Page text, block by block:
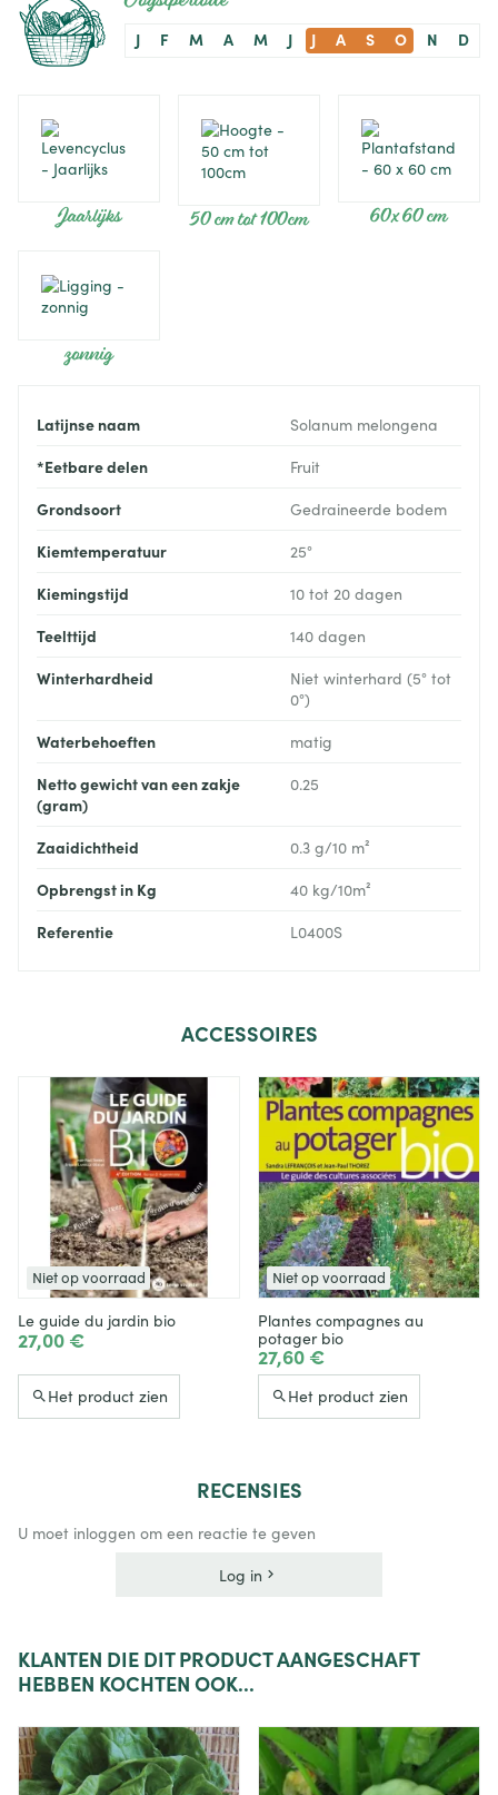
J F M A M J J A S O N D
Jaarlijks 50 cm tot 100cm 60 x 60 cm
zonnig
Latijnse naam Solanum melongena
*Eetbare delen Fruit
Grondsoort Gedraineerde bodem
Kiemtemperatuur 25°
Kiemingstijd 10 tot 20 dagen
Teelttijd 140 dagen
Winterhardheid
Niet winterhard (5° tot
0°)
Waterbehoeften matig
Netto gewicht van een zakje
(gram)
0.25
Zaaidichtheid 0.3 g/10 m²
Opbrengst in Kg 40 kg/10m²
Referentie L0400S
ACCESSOIRES
Niet op voorraad
Le guide du jardin bio
27,00 €
Het product zien
Niet op voorraad
Plantes compagnes au
potager bio
27,60 €
Het product zien
RECENSIES
U moet inloggen om een reactie te geven
Log in
KLANTEN DIE DIT PRODUCT AANGESCHAFT
HEBBEN KOCHTEN OOK...